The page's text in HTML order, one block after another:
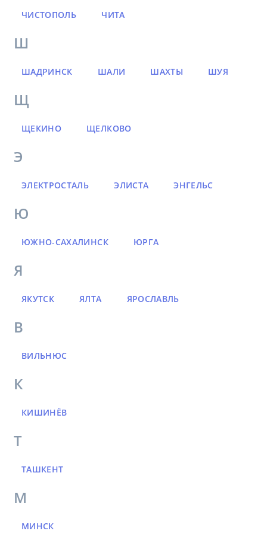
ЧИСТОПОЛЬ ЧИТА
Ш
ШАДРИНСК ШАЛИ ШАХТЫ ШУЯ
Щ
ЩЕКИНО ЩЕЛКОВО
Э
ЭЛЕКТРОСТАЛЬ ЭЛИСТА ЭНГЕЛЬС
Ю
ЮЖНО-САХАЛИНСК ЮРГА
Я
ЯКУТСК ЯЛТА ЯРОСЛАВЛЬ
В
ВИЛЬНЮС
К
КИШИНЁВ
Т
ТАШКЕНТ
М
МИНСК